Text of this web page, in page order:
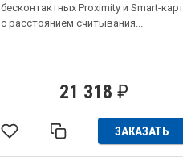
бесконтактных Proximity и Smart-карт
с расстоянием считывания...
21 318 ₽
ЗАКАЗАТЬ